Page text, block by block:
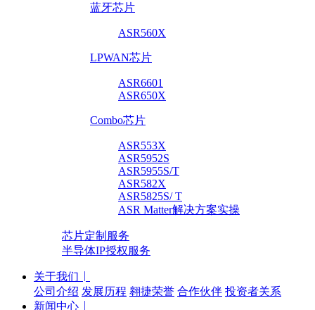
蓝牙芯片
ASR560X
LPWAN芯片
ASR6601
ASR650X
Combo芯片
ASR553X
ASR5952S
ASR5955S/T
ASR582X
ASR5825S/ T
ASR Matter解决方案实操
芯片定制服务
半导体IP授权服务
关于我们
公司介绍 发展历程 翱捷荣誉 合作伙伴 投资者关系
新闻中心